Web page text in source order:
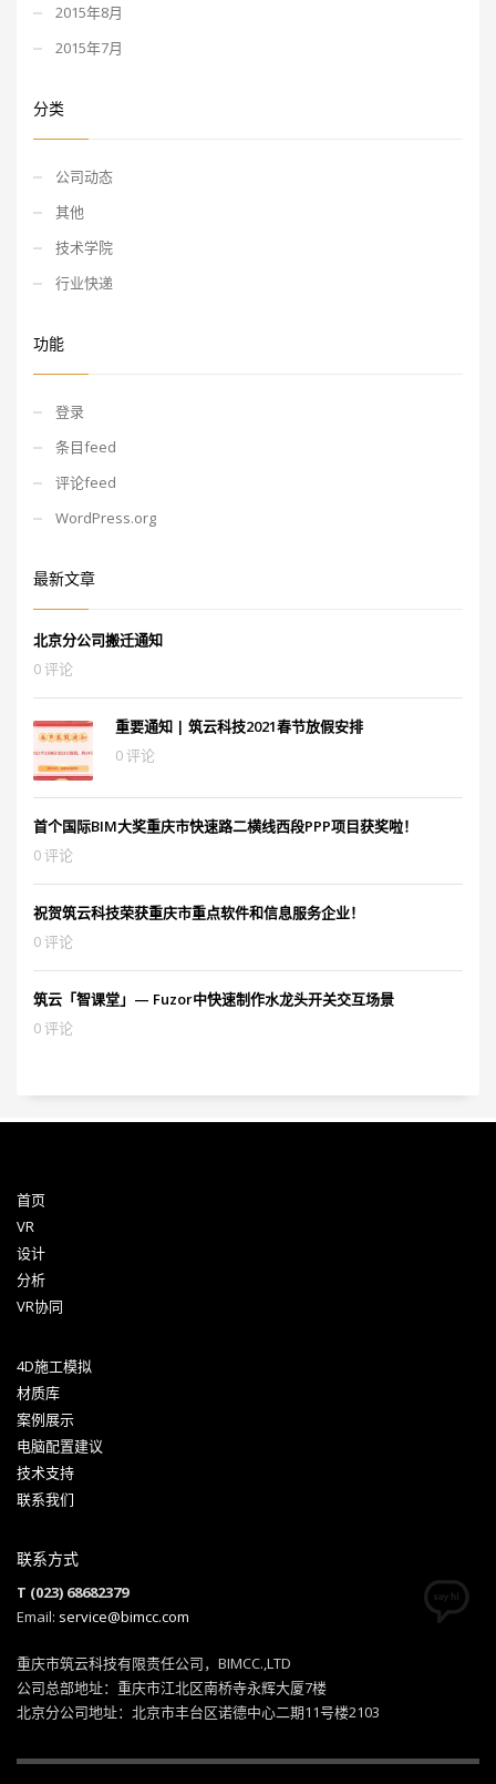
2015年8月
2015年7月
分类
公司动态
其他
技术学院
行业快递
功能
登录
条目feed
评论feed
WordPress.org
最新文章
北京分公司搬迁通知
0 评论
重要通知 | 筑云科技2021春节放假安排
0 评论
首个国际BIM大奖重庆市快速路二横线西段PPP项目获奖啦！
0 评论
祝贺筑云科技荣获重庆市重点软件和信息服务企业！
0 评论
筑云「智课堂」— Fuzor中快速制作水龙头开关交互场景
0 评论
首页
VR
设计
分析
VR协同
4D施工模拟
材质库
案例展示
电脑配置建议
技术支持
联系我们
联系方式
T (023) 68682379
Email: service@bimcc.com
重庆市筑云科技有限责任公司，BIMCC.,LTD
公司总部地址：重庆市江北区南桥寺永辉大厦7楼
北京分公司地址：北京市丰台区诺德中心二期11号楼2103